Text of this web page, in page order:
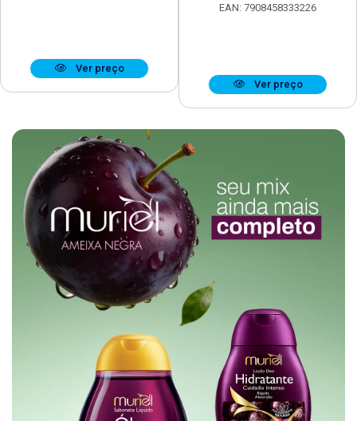
Ver preço
EAN: 7908458333226
Ver preço